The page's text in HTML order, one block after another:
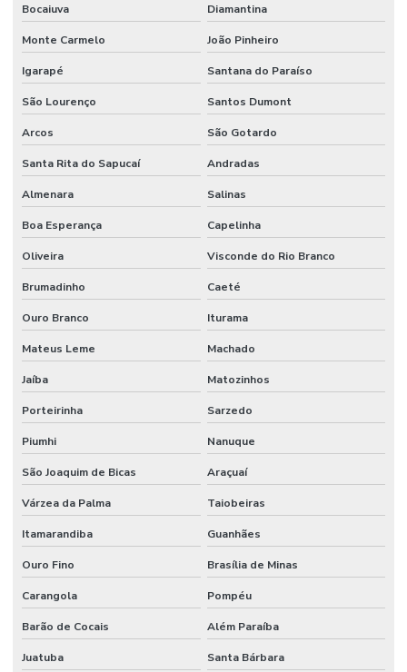
Bocaiuva Diamantina
Monte Carmelo João Pinheiro
Igarapé Santana do Paraíso
São Lourenço Santos Dumont
Arcos São Gotardo
Santa Rita do Sapucaí Andradas
Almenara Salinas
Boa Esperança Capelinha
Oliveira Visconde do Rio Branco
Brumadinho Caeté
Ouro Branco Iturama
Mateus Leme Machado
Jaíba Matozinhos
Porteirinha Sarzedo
Piumhi Nanuque
São Joaquim de Bicas Araçuaí
Várzea da Palma Taiobeiras
Itamarandiba Guanhães
Ouro Fino Brasília de Minas
Carangola Pompéu
Barão de Cocais Além Paraíba
Juatuba Santa Bárbara